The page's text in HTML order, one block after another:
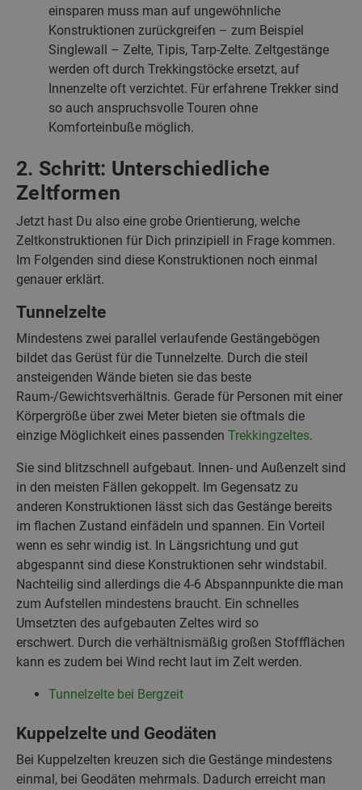
einsparen muss man auf ungewöhnliche
Konstruktionen zurückgreifen – zum Beispiel
Singlewall – Zelte, Tipis, Tarp-Zelte. Zeltgestänge
werden oft durch Trekkingstöcke ersetzt, auf
Innenzelte oft verzichtet. Für erfahrene Trekker sind
so auch anspruchsvolle Touren ohne
Komforteinbuße möglich.
2. Schritt: Unterschiedliche
Zeltformen
Jetzt hast Du also eine grobe Orientierung, welche
Zeltkonstruktionen für Dich prinzipiell in Frage kommen.
Im Folgenden sind diese Konstruktionen noch einmal
genauer erklärt.
Tunnelzelte
Mindestens zwei parallel verlaufende Gestängebögen
bildet das Gerüst für die Tunnelzelte. Durch die steil
ansteigenden Wände bieten sie das beste
Raum-/Gewichtsverhältnis. Gerade für Personen mit einer
Körpergröße über zwei Meter bieten sie oftmals die
einzige Möglichkeit eines passenden Trekkingzeltes.
Sie sind blitzschnell aufgebaut. Innen- und Außenzelt sind
in den meisten Fällen gekoppelt. Im Gegensatz zu
anderen Konstruktionen lässt sich das Gestänge bereits
im flachen Zustand einfädeln und spannen. Ein Vorteil
wenn es sehr windig ist. In Längsrichtung und gut
abgespannt sind diese Konstruktionen sehr windstabil.
Nachteilig sind allerdings die 4-6 Abspannpunkte die man
zum Aufstellen mindestens braucht. Ein schnelles
Umsetzten des aufgebauten Zeltes wird so
erschwert. Durch die verhältnismäßig großen Stoffflächen
kann es zudem bei Wind recht laut im Zelt werden.
Tunnelzelte bei Bergzeit
Kuppelzelte und Geodäten
Bei Kuppelzelten kreuzen sich die Gestänge mindestens
einmal, bei Geodäten mehrmals. Dadurch erreicht man